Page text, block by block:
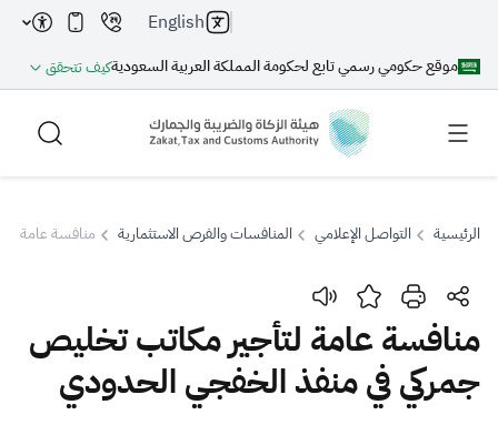
موقع حكومي رسمي تابع لحكومة المملكة العربية السعوديةكيف تتحقق
English
بحث
بحث بحث AI
الرئيسية التواصل الإعلامي المنافسات والفرص الاستثمارية منافسة عامة
منافسة عامة لتأجير مكاتب تخليص
جمركي في منفذ الخفجي الحدودي